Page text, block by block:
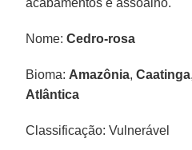
Nome:Cedro-rosa
Bioma: Amazônia,Caatinga
Atlântica
Classificação: Vulnerável